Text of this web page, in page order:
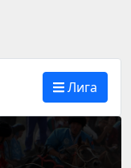
Лига